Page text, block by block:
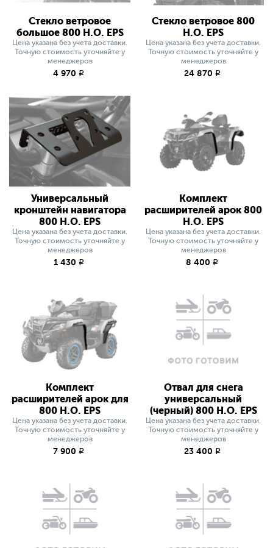
Стекло ветровое
большое 800 H.O. EPS
Цена указана без учета доставки.
Точную стоимость уточняйте у
менеджеров
4 970 q
Стекло ветровое 800
H.O. EPS
Цена указана без учета доставки.
Точную стоимость уточняйте у
менеджеров
24 870 q
Универсальный
кронштейн навигатора
800 H.O. EPS
Цена указана без учета доставки.
Точную стоимость уточняйте у
менеджеров
1 430 q
Комплект
расширителей арок 800
H.O. EPS
Цена указана без учета доставки.
Точную стоимость уточняйте у
менеджеров
8 400 q
Комплект
расширителей арок для
800 H.O. EPS
Цена указана без учета доставки.
Точную стоимость уточняйте у
менеджеров
7 900 q
Отвал для снега
универсальный
(черный) 800 H.O. EPS
Цена указана без учета доставки.
Точную стоимость уточняйте у
менеджеров
23 400 q